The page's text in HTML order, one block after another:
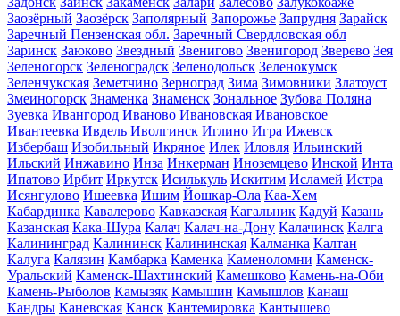
Заозёрный Заозёрск Заполярный Запорожье Запрудня Зарайск
Заречный Пензенская обл. Заречный Свердловская обл
Заринск Заюково Звездный Звенигово Звенигород Зверево Зея
Зеленогорск Зеленоградск Зеленодольск Зеленокумск
Зеленчукская Земетчино Зерноград Зима Зимовники Златоуст
Змеиногорск Знаменка Знаменск Зональное Зубова Поляна
Зуевка Ивангород Иваново Ивановская Ивановское
Ивантеевка Ивдель Иволгинск Иглино Игра Ижевск
Избербаш Изобильный Икряное Илек Иловля Ильинский
Ильский Инжавино Инза Инкерман Иноземцево Инской Инта
Ипатово Ирбит Иркутск Исилькуль Искитим Исламей Истра
Исянгулово Ишеевка Ишим Йошкар-Ола Каа-Хем
Кабардинка Кавалерово Кавказская Кагальник Кадуй Казань
Казанская Кака-Шура Калач Калач-на-Дону Калачинск Калга
Калининград Калининск Калининская Калманка Калтан
Калуга Калязин Камбарка Каменка Каменоломни Каменск-
Уральский Каменск-Шахтинский Камешково Камень-на-Оби
Камень-Рыболов Камызяк Камышин Камышлов Канаш
Кандры Каневская Канск Кантемировка Кантышево